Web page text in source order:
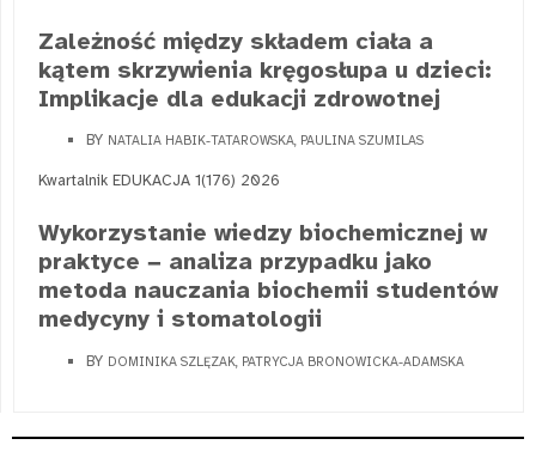
Zależność między składem ciała a
kątem skrzywienia kręgosłupa u dzieci:
Implikacje dla edukacji zdrowotnej
BY NATALIA HABIK-TATAROWSKA, PAULINA SZUMILAS
Kwartalnik EDUKACJA 1(176) 2026
Wykorzystanie wiedzy biochemicznej w
praktyce − analiza przypadku jako
metoda nauczania biochemii studentów
medycyny i stomatologii
BY DOMINIKA SZLĘZAK, PATRYCJA BRONOWICKA-ADAMSKA